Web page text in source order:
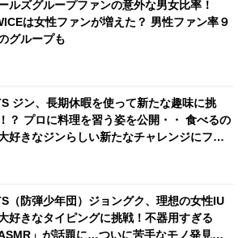
ルズグループファンの意外な男女比率！
は女性ファンが増えた？ 男性ファン率９
グループも
ジン、長期休暇を使って新たな趣味に挑
？ プロに料理を習う姿を公開・・ 食べるの
好きなジンらしい新たなチャレンジにファ
（防弾少年団）ジョングク、理想の女性IU
好きなタイピングに挑戦！不器用すぎる
ASMR」が話題に…ついに苦手なモノ発見？